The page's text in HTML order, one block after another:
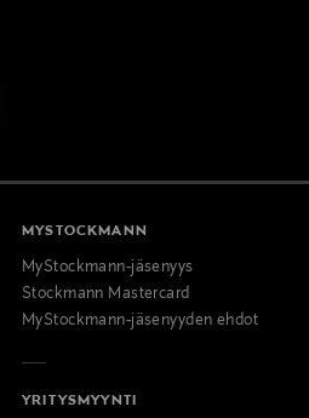
MYSTOCKMANN
MyStockmann-jäsenyys
Stockmann Mastercard
MyStockmann-jäsenyyden ehdot
YRITYSMYYNTI